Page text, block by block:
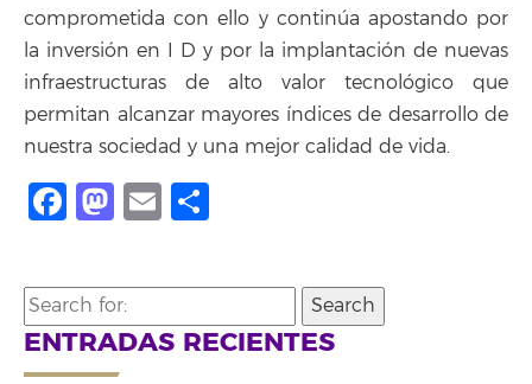
comprometida con ello y continúa apostando por
la inversión en I D y por la implantación de nuevas
infraestructuras de alto valor tecnológico que
permitan alcanzar mayores índices de desarrollo de
nuestra sociedad y una mejor calidad de vida.
Facebook
Mastodon
Email
Search
for:
ENTRADAS RECIENTES